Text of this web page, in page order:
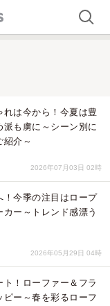
は今から！今夏は豊
も虜に～シーン別に
紹介～
2026年07月03日 02時
！今季の注目はロープ
ー～トレンド感漂う
2026年05月29日 04時
！ローファー＆フラ
ピー～春を彩るローフ